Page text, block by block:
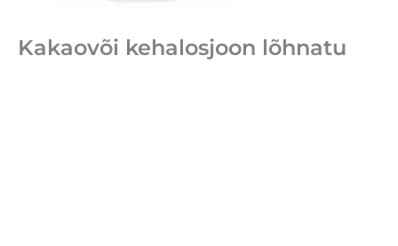
Kakaovõi kehalosjoon lõhnatu